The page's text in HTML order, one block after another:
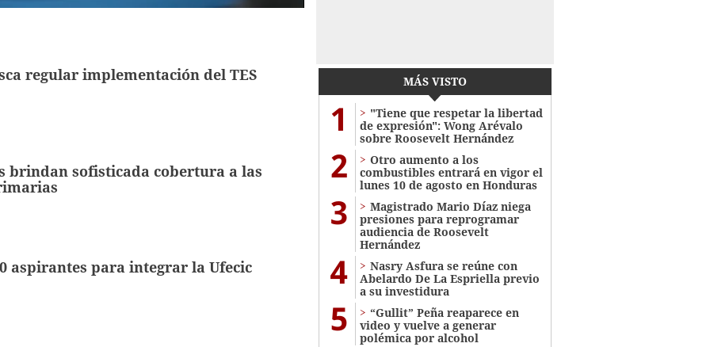
regular implementación del TES
brindan sofisticada cobertura a las
aspirantes para integrar la Ufecic
MÁS VISTO
1
"Tiene que respetar la libertad
de expresión": Wong Arévalo
sobre Roosevelt Hernández
2
Otro aumento a los
combustibles entrará en vigor el
lunes 10 de agosto en Honduras
3
Magistrado Mario Díaz niega
presiones para reprogramar
audiencia de Roosevelt
Hernández
4
Nasry Asfura se reúne con
Abelardo De La Espriella previo
a su investidura
5
“Gullit” Peña reaparece en
video y vuelve a generar
polémica por alcohol